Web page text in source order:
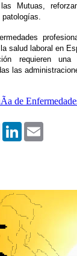
Mutuas,
salud laboral en
requieren
las
de
FacebookLinkedIn